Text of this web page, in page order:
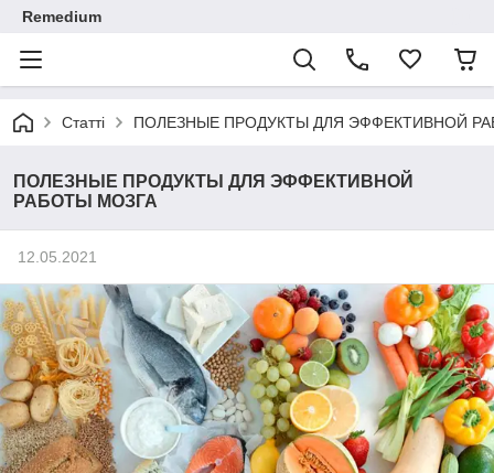
Remedium
Статті ПОЛЕЗНЫЕ ПРОДУКТЫ ДЛЯ ЭФФЕКТИВНОЙ
ПОЛЕЗНЫЕ ПРОДУКТЫ ДЛЯ ЭФФЕКТИВНОЙ
РАБОТЫ МОЗГА
12.05.2021